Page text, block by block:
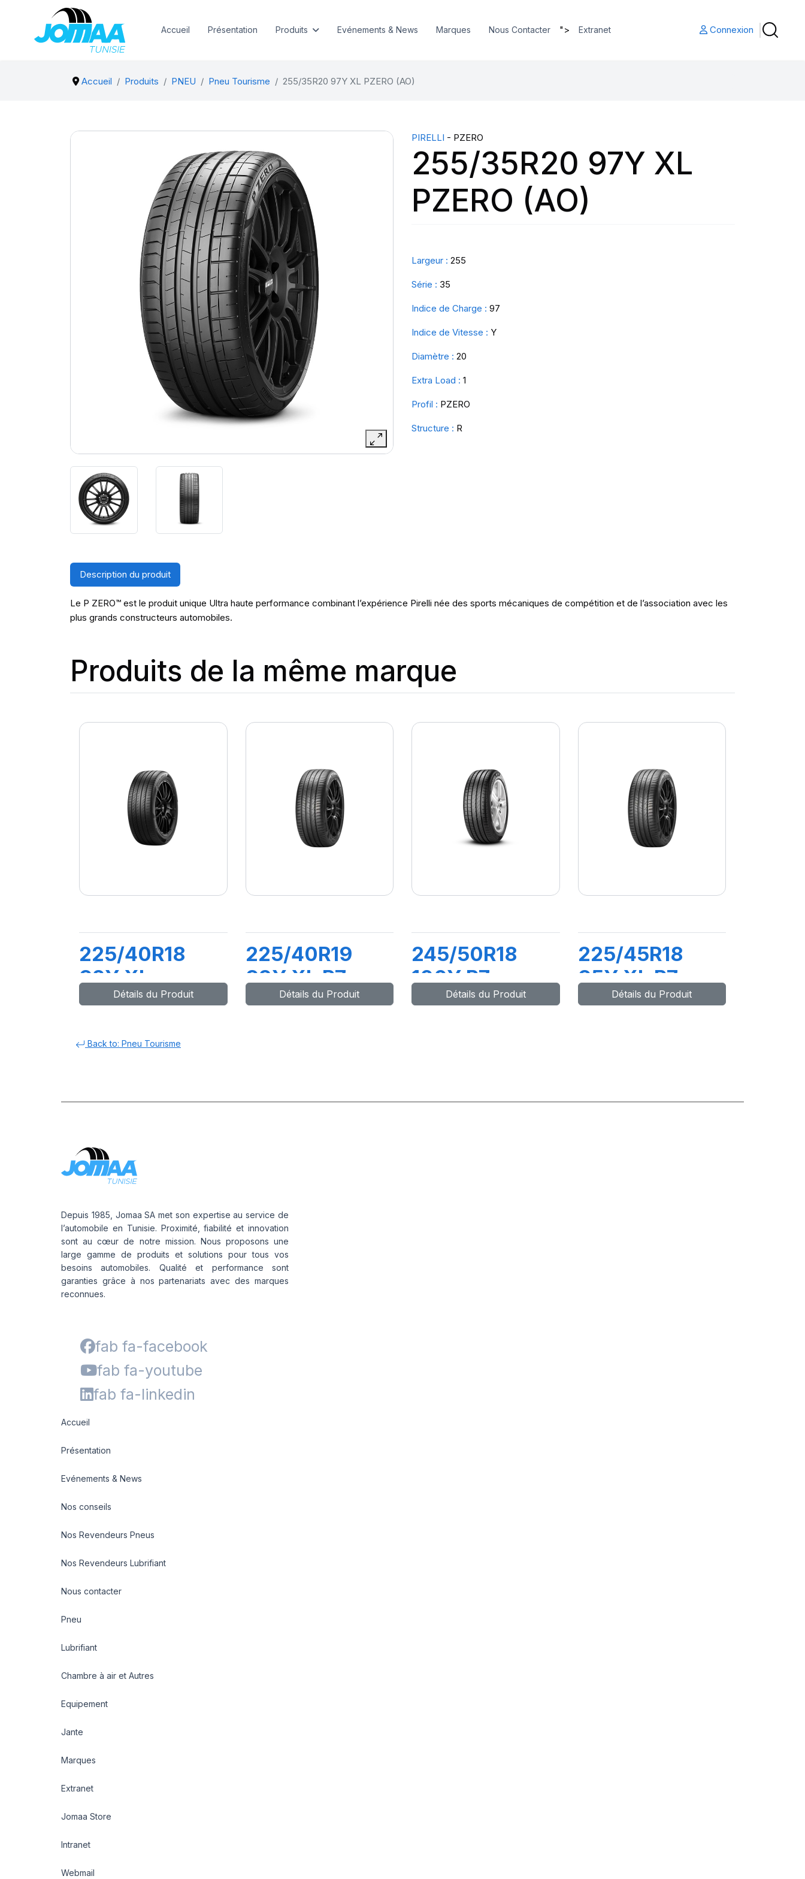
Accueil Présentation Produits Evénements & News Marques Nous Contacter "> Extranet Connexion
Accueil Produits PNEU Pneu Tourisme 255/35R20 97Y XL PZERO (AO)
PIRELLI - PZERO
255/35R20 97Y XL
PZERO (AO)
Largeur : 255
Série : 35
Indice de Charge : 97
Indice de Vitesse : Y
Diamètre : 20
Extra Load : 1
Profil : PZERO
Structure : R
Description du produit
Le P ZERO™ est le produit unique Ultra haute performance combinant l’expérience Pirelli née des sports mécaniques de compétition et de l’association avec les
plus grands constructeurs automobiles.
Produits de la même marque
225/40R18
92Y XL
POWERGY
Détails du Produit
225/40R19
93Y XL P7
CINTURATO
Détails du Produit
245/50R18
100Y P7
CINTURATO
Détails du Produit
225/45R18
95Y XL P7
CINTURATO
Détails du Produit
Back to: Pneu Tourisme
Depuis 1985, Jomaa SA met son expertise au service de
l’automobile en Tunisie. Proximité, fiabilité et innovation
sont au cœur de notre mission. Nous proposons une
large gamme de produits et solutions pour tous vos
besoins automobiles. Qualité et performance sont
garanties grâce à nos partenariats avec des marques
reconnues.
fab fa-facebook
fab fa-youtube
fab fa-linkedin
Accueil
Présentation
Evénements & News
Nos conseils
Nos Revendeurs Pneus
Nos Revendeurs Lubrifiant
Nous contacter
Pneu
Lubrifiant
Chambre à air et Autres
Equipement
Jante
Marques
Extranet
Jomaa Store
Intranet
Webmail